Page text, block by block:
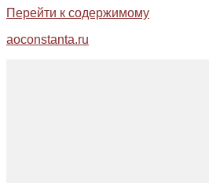
Перейти к содержимому
aoconstanta.ru